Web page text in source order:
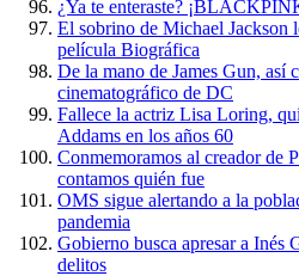
¿Ya te enteraste?
El sobrino de Michael Jackson
película Biográfica
De la mano de James Gun, así
cinematográfico de DC
Fallece la actriz Lisa Loring,
Addams en los años 60
Conmemoramos al creador de
contamos quién fue
OMS sigue alertando a la
pandemia
Gobierno busca apresar a Inés
delitos